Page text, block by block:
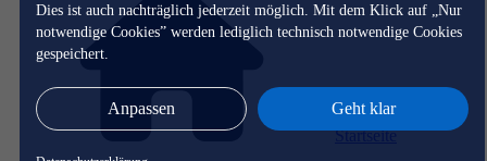
Dies ist auch nachträglich jederzeit möglich. Mit dem Klick auf „Nur
notwendige Cookies” werden lediglich technisch notwendige Cookies
gespeichert.
Anpassen Geht klar
Startseite